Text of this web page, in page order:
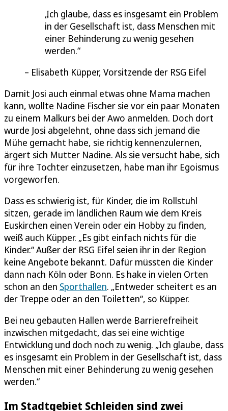
Ich glaube, dass es insgesamt ein Problem
in der Gesellschaft ist, dass Menschen mit
einer Behinderung zu wenig gesehen
werden.
Elisabeth Küpper, Vorsitzende der RSG Eifel
Damit Josi auch einmal etwas ohne Mama machen
kann, wollte Nadine Fischer sie vor ein paar Monaten
zu einem Malkurs bei der Awo anmelden. Doch dort
wurde Josi abgelehnt, ohne dass sich jemand die
Mühe gemacht habe, sie richtig kennenzulernen,
ärgert sich Mutter Nadine. Als sie versucht habe, sich
für ihre Tochter einzusetzen, habe man ihr Egoismus
vorgeworfen.
Dass es schwierig ist, für Kinder, die im Rollstuhl
sitzen, gerade im ländlichen Raum wie dem Kreis
Euskirchen einen Verein oder ein Hobby zu finden,
weiß auch Küpper. „Es gibt einfach nichts für die
Kinder.“ Außer der RSG Eifel seien ihr in der Region
keine Angebote bekannt. Dafür müssten die Kinder
dann nach Köln oder Bonn. Es hake in vielen Orten
schon an den Sporthallen. „Entweder scheitert es an
der Treppe oder an den Toiletten“, so Küpper.
Bei neu gebauten Hallen werde Barrierefreiheit
inzwischen mitgedacht, das sei eine wichtige
Entwicklung und doch noch zu wenig. „Ich glaube, dass
es insgesamt ein Problem in der Gesellschaft ist, dass
Menschen mit einer Behinderung zu wenig gesehen
werden.“
Im Stadtgebiet Schleiden sind zwei